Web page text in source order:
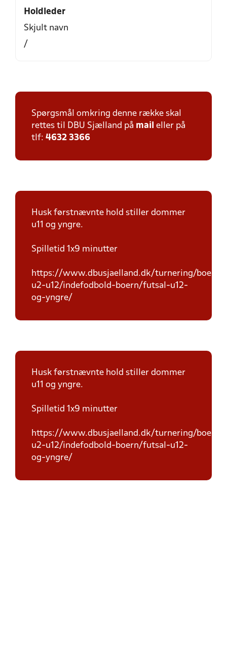
Holdleder
Skjult navn
/
Spørgsmål omkring denne række skal
rettes til DBU Sjælland på mail eller på
tlf: 4632 3366
Husk førstnævnte hold stiller dommer
u11 og yngre.
Spilletid 1x9 minutter
https://www.dbusjaelland.dk/turnering/boern-
u2-u12/indefodbold-boern/futsal-u12-
og-yngre/
Husk førstnævnte hold stiller dommer
u11 og yngre.
Spilletid 1x9 minutter
https://www.dbusjaelland.dk/turnering/boern-
u2-u12/indefodbold-boern/futsal-u12-
og-yngre/